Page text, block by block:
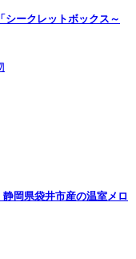
シークレットボックス～
岡県袋井市産の温室メロ